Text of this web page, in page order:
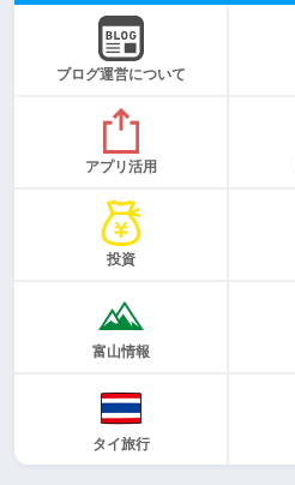
ブログ運営について
アプリ活用
投資
富山情報
タイ旅行